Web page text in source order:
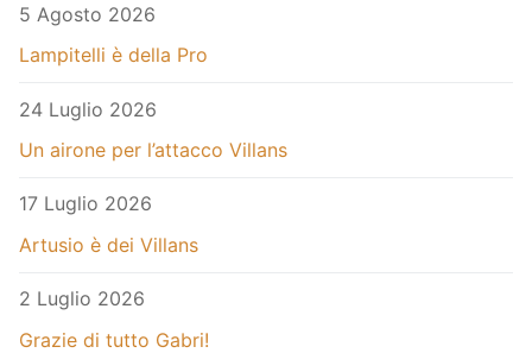
5 Agosto 2026
Lampitelli è della Pro
24 Luglio 2026
Un airone per l’attacco Villans
17 Luglio 2026
Artusio è dei Villans
2 Luglio 2026
Grazie di tutto Gabri!